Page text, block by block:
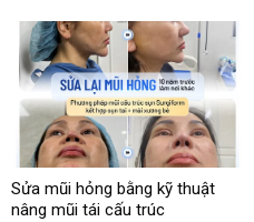
Sửa mũi hỏng bằng kỹ thuật
nâng mũi tái cấu trúc